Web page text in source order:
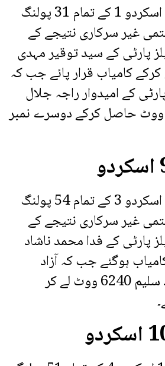
حلقہ جی بی اے 7 اسکردو 1 کے تمام 31 پولنگ
غیر سرکاری نتیجے کے
پارٹی کے سید توقیر مہدی
کرکے کامیاب قرار پائے جب کہ
کے امیدوار راجہ جلال
حسین خان 3891 ووٹ حاصل کرکے دوسرے نمبر
حلقہ جی بی اے 9 اسکردو 3 کے تمام 54 پولنگ
غیر سرکاری نتیجے کے
پارٹی کے فدا محمد ناشاد
کامیاب ہوگئے جب کہ آزاد
امیدوار وزیر محمد سلیم 6240 ووٹ لے کر